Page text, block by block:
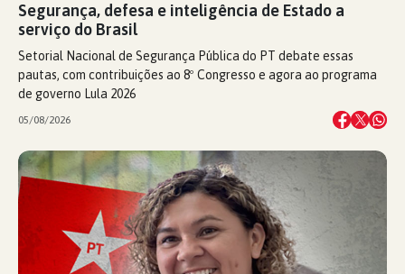
Segurança, defesa e inteligência de Estado a
serviço do Brasil
Setorial Nacional de Segurança Pública do PT debate essas
pautas, com contribuições ao 8º Congresso e agora ao programa
de governo Lula 2026
05/08/2026